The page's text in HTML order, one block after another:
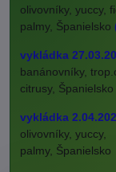
olivovníky, yuccy,
palmy, Španielsko
vykládka
banánovníky,
citrusy, Španielsko
vykládka
olivovníky, yuccy,
palmy, Španielsko